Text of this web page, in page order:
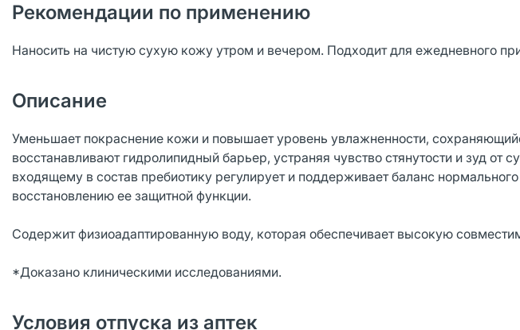
Рекомендации по применению
Наносить на чистую сухую кожу утром и вечером. Подходит для ежедневного
Описание
Уменьшает покраснение кожи и повышает уровень увлажненности,
восстанавливают гидролипидный барьер, устраняя чувство стянутости и зуд
входящему в состав пребиотику регулирует и поддерживает баланс
восстановлению ее защитной функции.
Содержит физиоадаптированную воду, которая обеспечивает высокую
*Доказано клиническими исследованиями.
Условия отпуска из аптек